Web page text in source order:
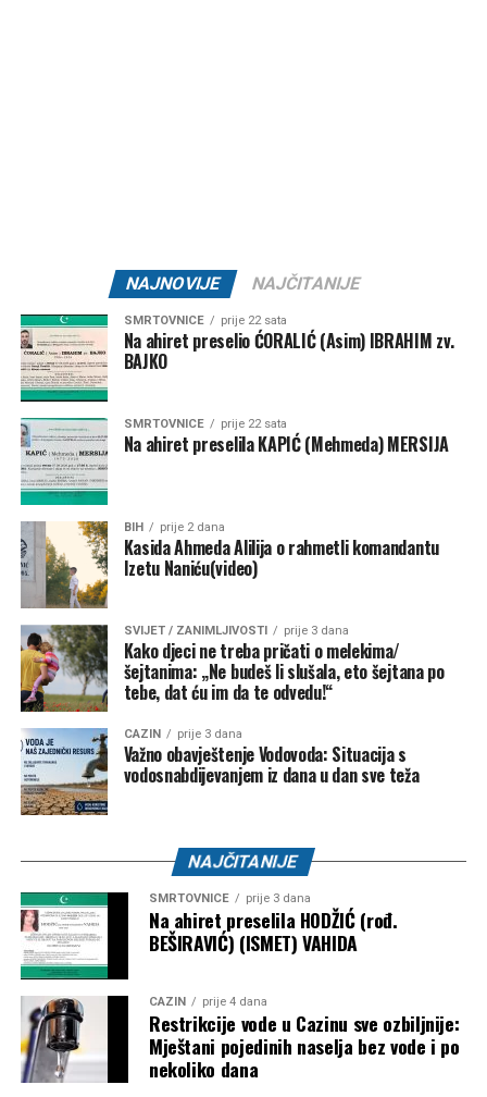
NAJNOVIJE NAJČITANIJE
SMRTOVNICE prije 22 sata
Na ahiret preselio ĆORALIĆ (Asim) IBRAHIM zv.
BAJKO
SMRTOVNICE prije 22 sata
Na ahiret preselila KAPIĆ (Mehmeda) MERSIJA
BIH prije 2 dana
Kasida Ahmeda Alilija o rahmetli komandantu
Izetu Naniću(video)
SVIJET / ZANIMLJIVOSTI prije 3 dana
Kako djeci ne treba pričati o melekima/
šejtanima: „Ne budeš li slušala, eto šejtana po
tebe, dat ću im da te odvedu!“
CAZIN prije 3 dana
Važno obavještenje Vodovoda: Situacija s
vodosnabdijevanjem iz dana u dan sve teža
NAJČITANIJE
SMRTOVNICE prije 3 dana
Na ahiret preselila HODŽIĆ (rođ.
BEŠIRAVIĆ) (ISMET) VAHIDA
CAZIN prije 4 dana
Restrikcije vode u Cazinu sve ozbiljnije:
Mještani pojedinih naselja bez vode i po
nekoliko dana